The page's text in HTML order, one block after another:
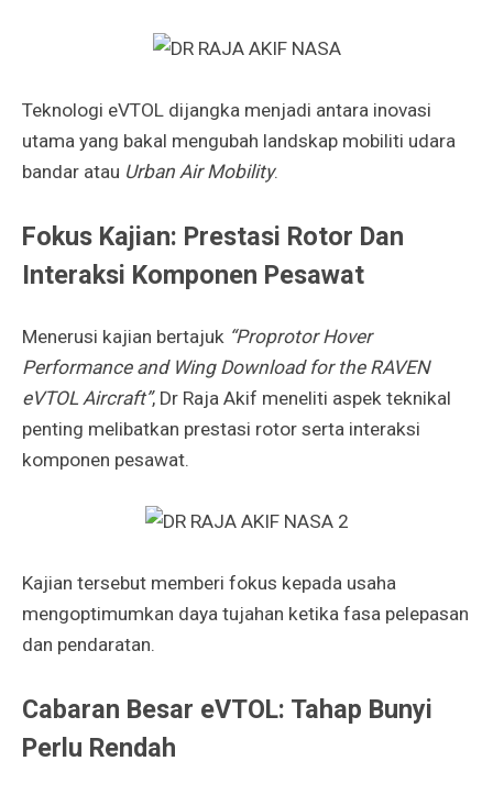
Teknologi eVTOL dijangka menjadi antara inovasi
utama yang bakal mengubah landskap mobiliti udara
bandar atau Urban Air Mobility.
Fokus Kajian: Prestasi Rotor Dan
Interaksi Komponen Pesawat
Menerusi kajian bertajuk “Proprotor Hover
Performance and Wing Download for the RAVEN
eVTOL Aircraft”, Dr Raja Akif meneliti aspek teknikal
penting melibatkan prestasi rotor serta interaksi
komponen pesawat.
Kajian tersebut memberi fokus kepada usaha
mengoptimumkan daya tujahan ketika fasa pelepasan
dan pendaratan.
Cabaran Besar eVTOL: Tahap Bunyi
Perlu Rendah